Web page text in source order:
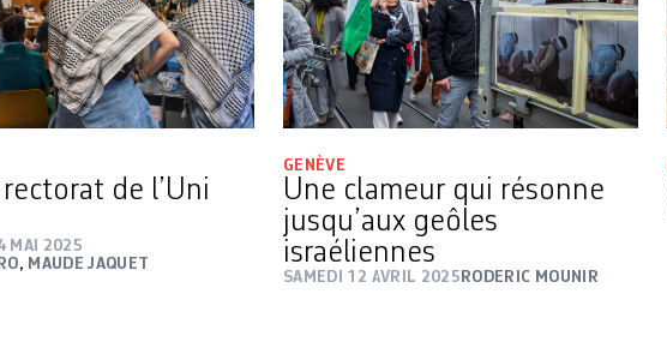
rectorat de l’Uni
MAI 2025
, MAUDE JAQUET
GENÈVE
Une clameur qui résonne
jusqu’aux geôles
israéliennes
SAMEDI 12 AVRIL 2025 RODERIC MOUNIR